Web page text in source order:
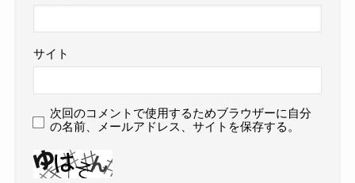
サイト
次回のコメントで使用するためブラウザーに自分
の名前、メールアドレス、サイトを保存する。